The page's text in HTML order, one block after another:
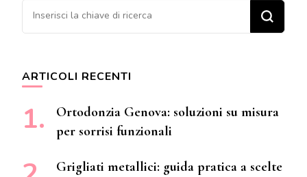
Cerchi qualcosa?
ARTICOLI RECENTI
Ortodonzia Genova: soluzioni su misura
per sorrisi funzionali
Grigliati metallici: guida pratica a scelte